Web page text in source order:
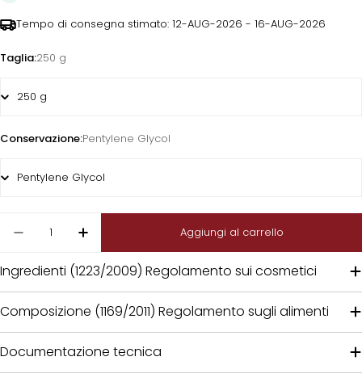
Tempo di consegna stimato: 12-AUG-2026 - 16-AUG-2026
Taglia:250 g
Conservazione:Pentylene Glycol
Diminuisci la quantità per CONIUNCTA®
Aumenta la quantità per
Aggiungi al carrello
Ingredienti (1223/2009) Regolamento sui cosmetici
Composizione (1169/2011) Regolamento sugli alimenti
Documentazione tecnica